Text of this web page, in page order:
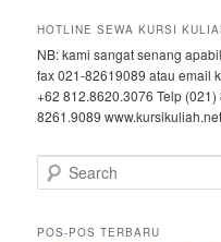
HOTLINE SEWA KURSI
NB: kami sangat senang
fax 021-82619089 atau email
+62 812.8620.3076 Telp
8261.9089 www.kursikuliah.net
Search
POS-POS TERBARU